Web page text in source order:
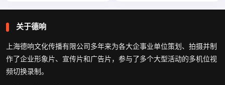
关于德响
上海德响文化传播有限公司多年来为各大企事业单位策划、拍摄并制
作了企业形象片、宣传片和广告片，参与了多个大型活动的多机位视
频切换录制。